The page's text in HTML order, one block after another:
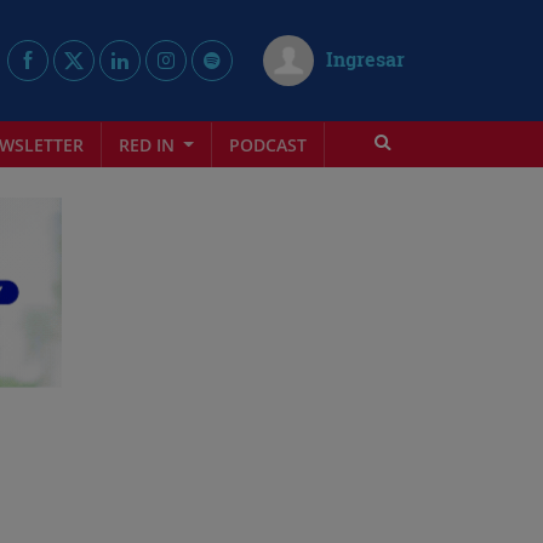
Ingresar
RED IN PODCAST